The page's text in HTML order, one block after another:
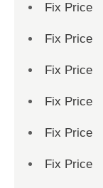
Fix Price
Fix Price
Fix Price
Fix Price
Fix Price
Fix Price